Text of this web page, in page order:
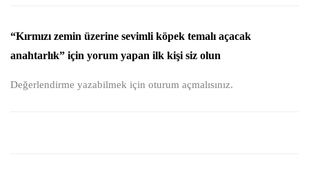
“Kırmızı zemin üzerine sevimli köpek temalı açacak
anahtarlık” için yorum yapan ilk kişi siz olun
Değerlendirme yazabilmek için oturum açmalısınız.